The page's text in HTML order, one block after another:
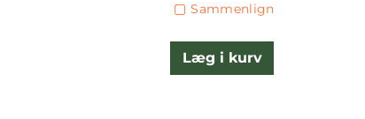
Sammenlign
Læg i kurv